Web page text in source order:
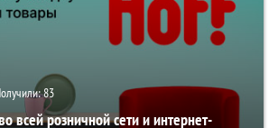
83
всей розничной сети и интернет-